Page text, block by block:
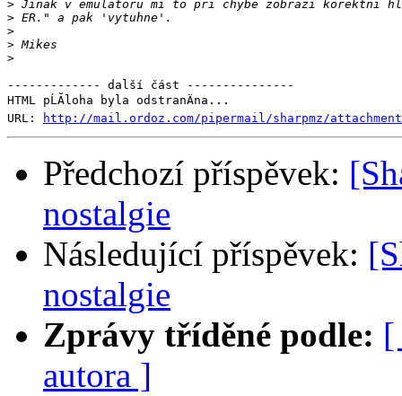
>
>
>
>
>
------------- další část ---------------
HTML pĹĂ­loha byla odstranÄna...
URL:
http://mail.ordoz.com/pipermail/sharpmz/
Předchozí příspěvek:
nostalgie
Následující příspěvek:
nostalgie
Zprávy tříděné podle: [
autora ]